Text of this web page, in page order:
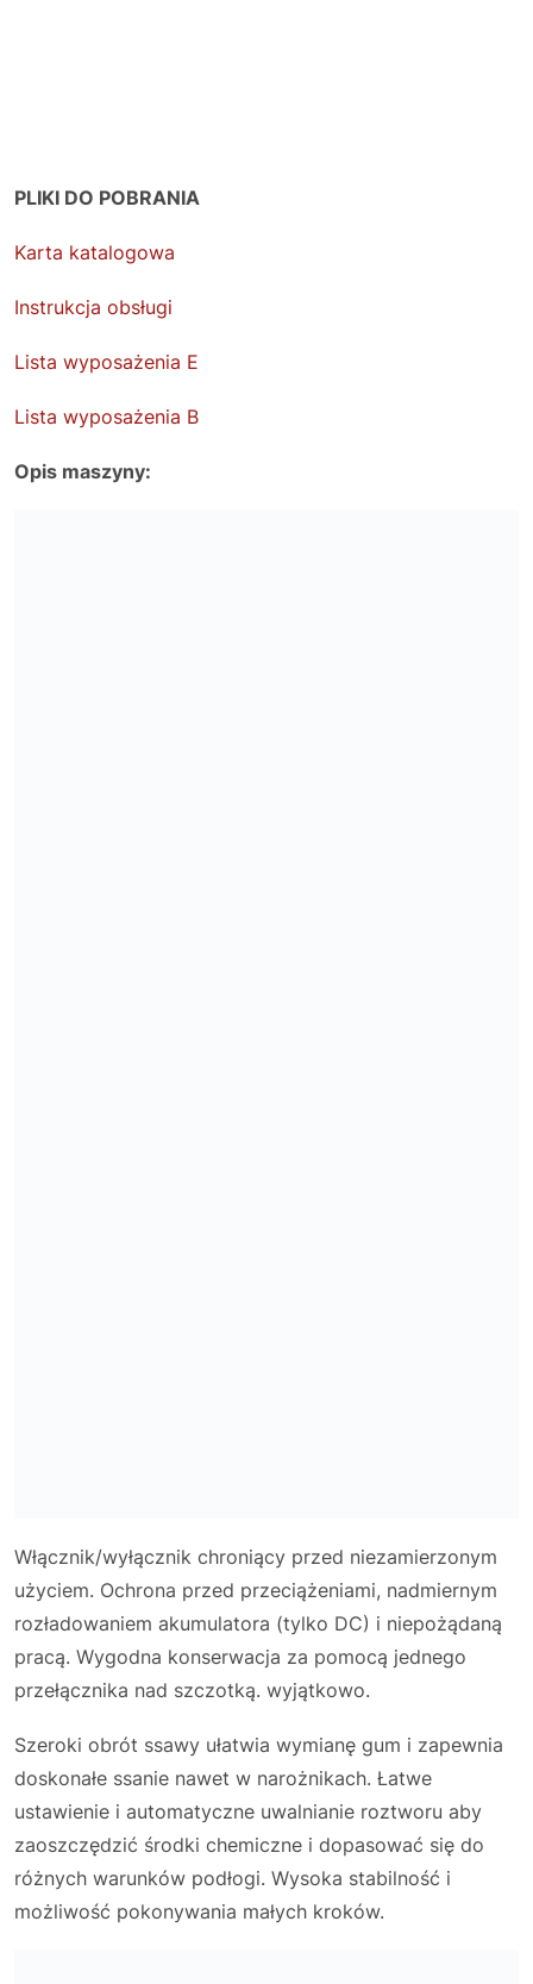
PLIKI DO POBRANIA
Karta katalogowa
Instrukcja obsługi
Lista wyposażenia E
Lista wyposażenia B
Opis maszyny:
Włącznik/wyłącznik chroniący przed niezamierzonym
użyciem. Ochrona przed przeciążeniami, nadmiernym
rozładowaniem akumulatora (tylko DC) i niepożądaną
pracą. Wygodna konserwacja za pomocą jednego
przełącznika nad szczotką. wyjątkowo.
Szeroki obrót ssawy ułatwia wymianę gum i zapewnia
doskonałe ssanie nawet w narożnikach. Łatwe
ustawienie i automatyczne uwalnianie roztworu aby
zaoszczędzić środki chemiczne i dopasować się do
różnych warunków podłogi. Wysoka stabilność i
możliwość pokonywania małych kroków.